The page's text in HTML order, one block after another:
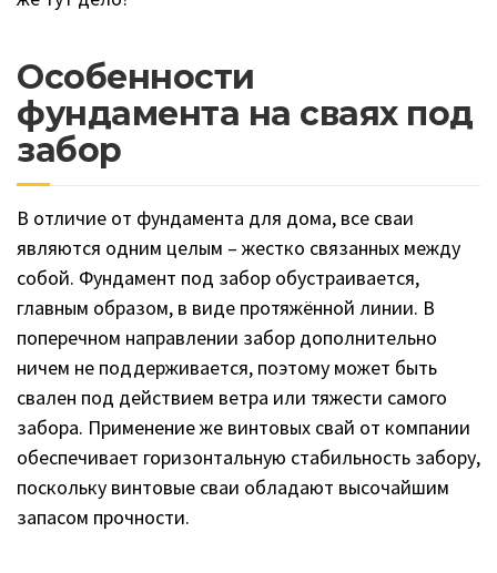
Особенности
фундамента на сваях под
забор
В отличие от фундамента для дома, все сваи
являются одним целым – жестко связанных между
собой. Фундамент под забор обустраивается,
главным образом, в виде протяжённой линии. В
поперечном направлении забор дополнительно
ничем не поддерживается, поэтому может быть
свален под действием ветра или тяжести самого
забора. Применение же винтовых свай от компании
обеспечивает горизонтальную стабильность забору,
поскольку винтовые сваи обладают высочайшим
запасом прочности.